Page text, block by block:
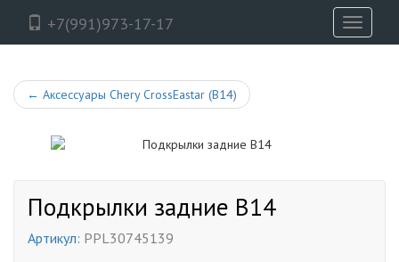
+7(991)973-17-17
Toggle
← Аксессуары Chery CrossEastar (B14)
Подкрылки задние B14
Артикул: PPL30745139